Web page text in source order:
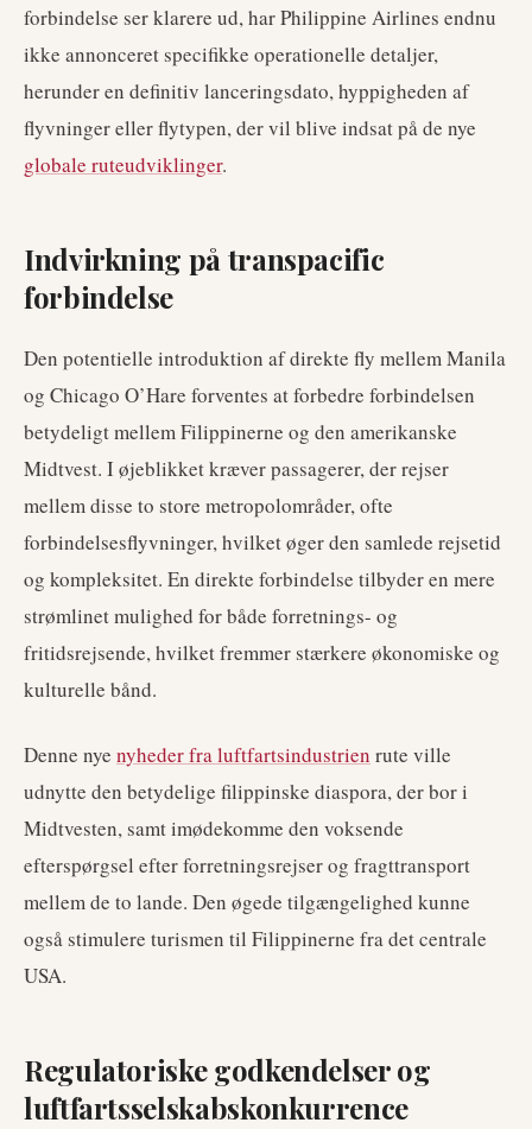
forbindelse ser klarere ud, har Philippine Airlines endnu
ikke annonceret specifikke operationelle detaljer,
herunder en definitiv lanceringsdato, hyppigheden af
flyvninger eller flytypen, der vil blive indsat på de nye
globale ruteudviklinger.
Indvirkning på transpacific
forbindelse
Den potentielle introduktion af direkte fly mellem Manila
og Chicago O’Hare forventes at forbedre forbindelsen
betydeligt mellem Filippinerne og den amerikanske
Midtvest. I øjeblikket kræver passagerer, der rejser
mellem disse to store metropolområder, ofte
forbindelsesflyvninger, hvilket øger den samlede rejsetid
og kompleksitet. En direkte forbindelse tilbyder en mere
strømlinet mulighed for både forretnings- og
fritidsrejsende, hvilket fremmer stærkere økonomiske og
kulturelle bånd.
Denne nye nyheder fra luftfartsindustrien rute ville
udnytte den betydelige filippinske diaspora, der bor i
Midtvesten, samt imødekomme den voksende
efterspørgsel efter forretningsrejser og fragttransport
mellem de to lande. Den øgede tilgængelighed kunne
også stimulere turismen til Filippinerne fra det centrale
USA.
Regulatoriske godkendelser og
luftfartsselskabskonkurrence